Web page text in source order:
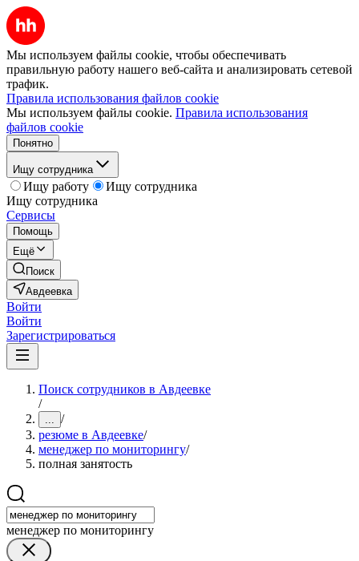
Мы используем файлы cookie, чтобы обеспечивать
правильную работу нашего веб-сайта и анализировать сетевой
трафик.
Правила использования файлов cookie
Мы используем файлы cookie. Правила использования
файлов cookie
Понятно
Ищу сотрудника
Ищу работу
Ищу сотрудника
Ищу сотрудника
Сервисы
Помощь
Ещё
Поиск
Авдеевка
Войти
Войти
Зарегистрироваться
Поиск сотрудников в Авдеевке
/
... /
резюме в Авдеевке/
менеджер по мониторингу/
полная занятость
менеджер по мониторингу